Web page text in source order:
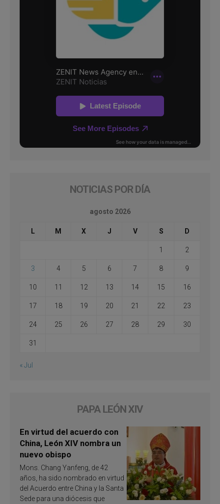
NOTICIAS POR DÍA
agosto 2026
L M X J V S D
1 2
3 4 5 6 7 8 9
10 11 12 13 14 15 16
17 18 19 20 21 22 23
24 25 26 27 28 29 30
31
« Jul
PAPA LEÓN XIV
En virtud del acuerdo con
China, León XIV nombra un
nuevo obispo
Mons. Chang Yanfeng, de 42
años, ha sido nombrado en virtud
del Acuerdo entre China y la Santa
Sede para una diócesis que